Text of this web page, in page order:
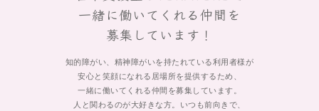
一緒に働いてくれる仲間を
募集しています！
知的障がい、精神障がいを持たれている利用者様が
安心と笑顔になれる居場所を提供するため、
一緒に働いてくれる仲間を募集しています。
人と関わるのが大好きな方。いつも前向きで、